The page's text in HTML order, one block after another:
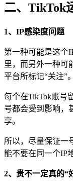
二、TikTok
1、IP感染度问题
第一种可能是这个
里，而另外一种可
平台所标记“关注”。
每个在TikTok账号
号都会受到影响，
享。
所以，尽量保证一
能不要在同一个IP
2、贵不一定真的“